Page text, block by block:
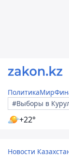
ПолитикаМир
#Выборы в
+22°
Новости